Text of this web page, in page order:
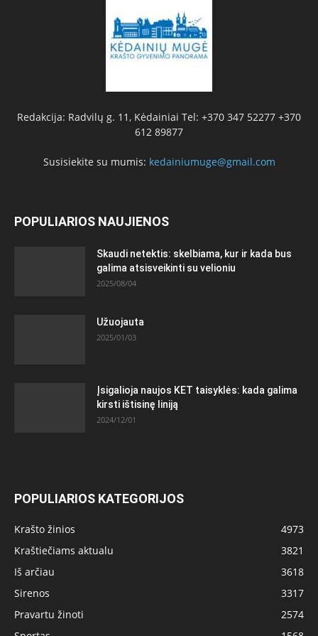
Redakcija: Radvilų g. 11, Kėdainiai Tel: +370 347 52277 +370
612 89877
Susisiekite su mumis: kedainiumuge@gmail.com
POPULIARIOS NAUJIENOS
Skaudi netektis: skelbiama, kur ir kada bus
galima atsisveikinti su velioniu
2025/08/04
Užuojauta
2025/01/03
Įsigalioja naujos KET taisyklės: kada galima
kirsti ištisinę liniją
2024/12/01
POPULIARIOS KATEGORIJOS
Krašto žinios
4973
Kraštiečiams aktualu
3821
Iš arčiau
3618
Sirenos
3317
Pravartu žinoti
2574